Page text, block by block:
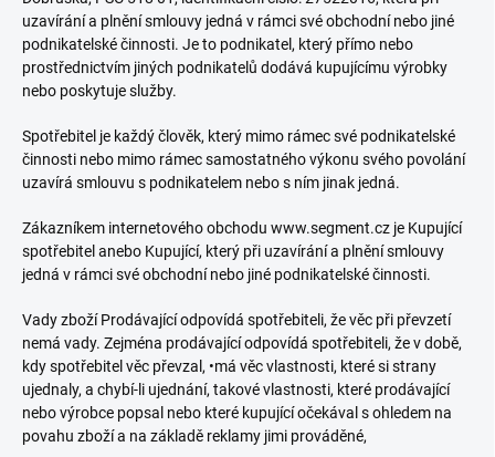
uzavírání a plnění smlouvy jedná v rámci své obchodní nebo jiné
podnikatelské činnosti. Je to podnikatel, který přímo nebo
prostřednictvím jiných podnikatelů dodává kupujícímu výrobky
nebo poskytuje služby.
Spotřebitel je každý člověk, který mimo rámec své podnikatelské
činnosti nebo mimo rámec samostatného výkonu svého povolání
uzavírá smlouvu s podnikatelem nebo s ním jinak jedná.
Zákazníkem internetového obchodu www.segment.cz je Kupující
spotřebitel anebo Kupující, který při uzavírání a plnění smlouvy
jedná v rámci své obchodní nebo jiné podnikatelské činnosti.
Vady zboží Prodávající odpovídá spotřebiteli, že věc při převzetí
nemá vady. Zejména prodávající odpovídá spotřebiteli, že v době,
kdy spotřebitel věc převzal, •má věc vlastnosti, které si strany
ujednaly, a chybí-li ujednání, takové vlastnosti, které prodávající
nebo výrobce popsal nebo které kupující očekával s ohledem na
povahu zboží a na základě reklamy jimi prováděné,